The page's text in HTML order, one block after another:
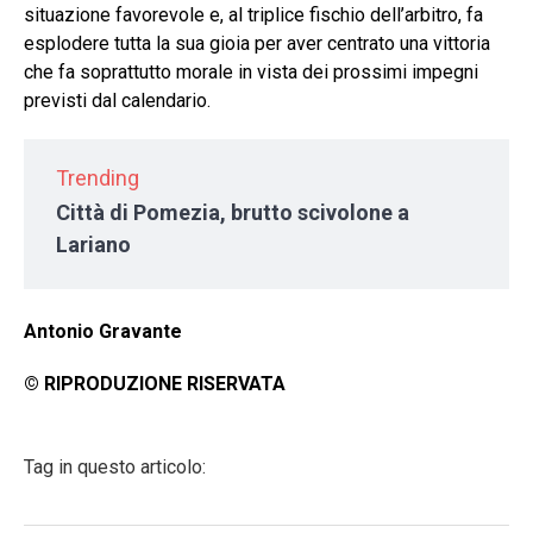
situazione favorevole e, al triplice fischio dell’arbitro, fa
esplodere tutta la sua gioia per aver centrato una vittoria
che fa soprattutto morale in vista dei prossimi impegni
previsti dal calendario.
Trending
Città di Pomezia, brutto scivolone a
Lariano
Antonio Gravante
© RIPRODUZIONE RISERVATA
Tag in questo articolo: